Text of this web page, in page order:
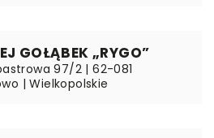
GOŁĄBEK „RYGO”
97/2 | 62-081
| Wielkopolskie